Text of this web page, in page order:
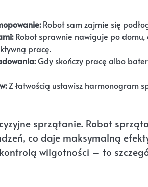
Robot sam zajmie się
Robot sprawnie nawiguje po domu,
pracę.
Gdy skończy pracę albo
Z łatwością ustawisz harmonogram
sprzątanie. Robot
co daje maksymalną
wilgotności – to